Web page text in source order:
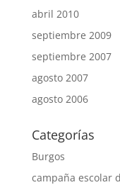
abril 2010
septiembre 2009
septiembre 2007
agosto 2007
agosto 2006
Categorías
Burgos
campaña escolar